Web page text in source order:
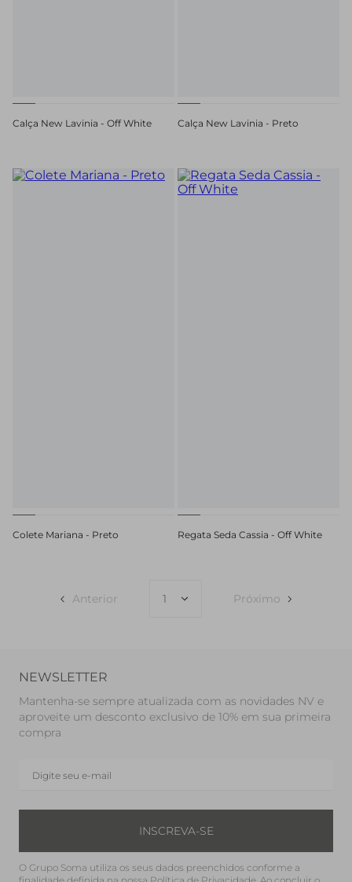
Calça New Lavinia - Off White Calça New Lavinia - Preto
Colete Mariana - Preto Regata Seda Cassia - Off White
Anterior Próximo
NEWSLETTER
Mantenha-se sempre atualizada com as novidades NV e
aproveite um desconto exclusivo de 10% em sua primeira
compra
INSCREVA-SE
O Grupo Soma utiliza os seus dados preenchidos conforme a